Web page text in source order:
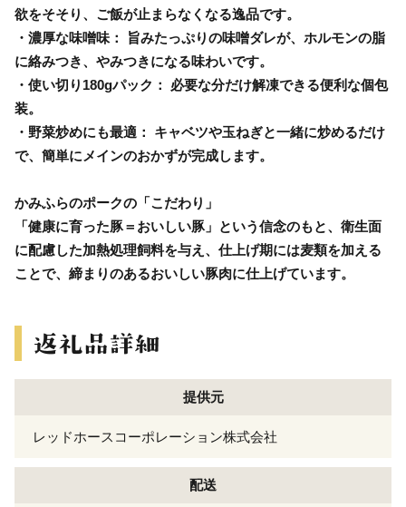
欲をそそり、ご飯が止まらなくなる逸品です。
・濃厚な味噌味： 旨みたっぷりの味噌ダレが、ホルモンの脂
に絡みつき、やみつきになる味わいです。
・使い切り180gパック： 必要な分だけ解凍できる便利な個包
装。
・野菜炒めにも最適： キャベツや玉ねぎと一緒に炒めるだけ
で、簡単にメインのおかずが完成します。
かみふらのポークの「こだわり」
「健康に育った豚＝おいしい豚」という信念のもと、衛生面
に配慮した加熱処理飼料を与え、仕上げ期には麦類を加える
ことで、締まりのあるおいしい豚肉に仕上げています。
提供元
レッドホースコーポレーション株式会社
配送